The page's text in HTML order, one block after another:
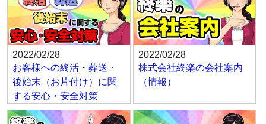
2022/02/28
お客様への終活・葬送・
後始末（お片付け）に関
する安心・安全対策
2022/02/28
株式会社終楽の会社案内
（情報）